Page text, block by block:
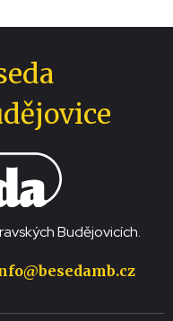
Budějovicích.